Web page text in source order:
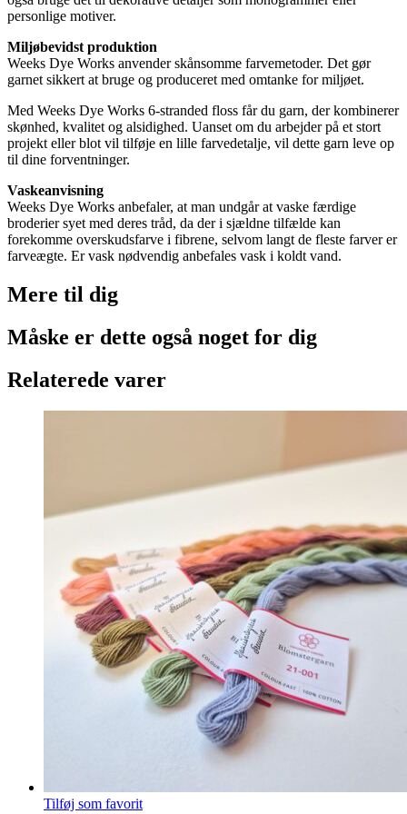
personlige motiver.
Miljøbevidst produktion
Weeks Dye Works anvender skånsomme farvemetoder. Det gør
garnet sikkert at bruge og produceret med omtanke for miljøet.
Med Weeks Dye Works 6-stranded floss får du garn, der kombinerer
skønhed, kvalitet og alsidighed. Uanset om du arbejder på et stort
projekt eller blot vil tilføje en lille farvedetalje, vil dette garn leve op
til dine forventninger.
Vaskeanvisning
Weeks Dye Works anbefaler, at man undgår at vaske færdige
broderier syet med deres tråd, da der i sjældne tilfælde kan
forekomme overskudsfarve i fibrene, selvom langt de fleste farver er
farveægte. Er vask nødvendig anbefales vask i koldt vand.
Mere til dig
Måske er dette også noget for dig
Relaterede varer
Tilføj som favorit